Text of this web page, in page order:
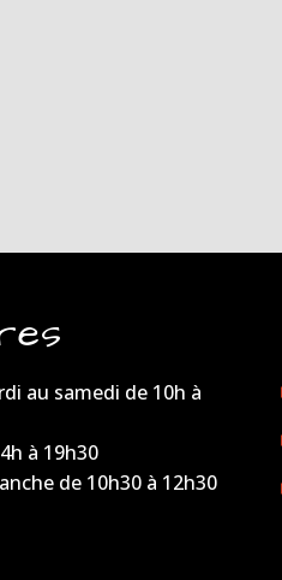
au samedi de 10h à
à 19h30
de 10h30 à 12h30